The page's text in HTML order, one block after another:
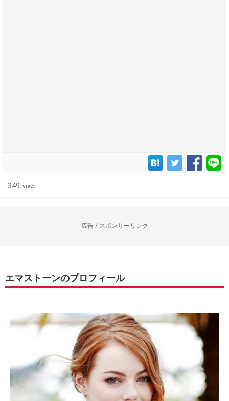
------------------------------------------------------------------
349 view
広告 / スポンサーリンク
エマストーンのプロフィール